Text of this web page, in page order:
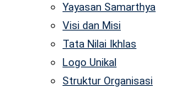
Yayasan Samarthya
Visi dan Misi
Tata Nilai Ikhlas
Logo Unikal
Struktur Organisasi